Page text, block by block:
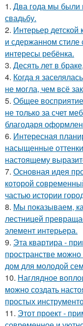
1. Два года мы были
свадьбу.
2. Интерьер
и сдержанном
интересы ребёнка.
3. Десять лет в
4. Когда я
не могла, чем всё
5. Общее
не только за счет
благодаря
6. Интересная
насыщенные
настоящему
7. Основная идея
которой
частью истории
8. Мы показываем,
лестницей
элемент интерьера.
9. Эта квартира -
пространстве
дом для молодой
10. Наглядное
можно создать
простых
11. Этот проект -